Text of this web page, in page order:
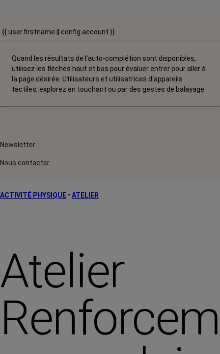
{{ user.firstname || config.account }}
Quand les résultats de l'auto-complétion sont disponibles,
utilisez les flèches haut et bas pour évaluer entrer pour aller à
la page désirée. Utilisateurs et utilisatrices d‘appareils
tactiles, explorez en touchant ou par des gestes de balayage.
Newsletter
Nous contacter
ACTIVITÉ PHYSIQUE • ATELIER
Atelier